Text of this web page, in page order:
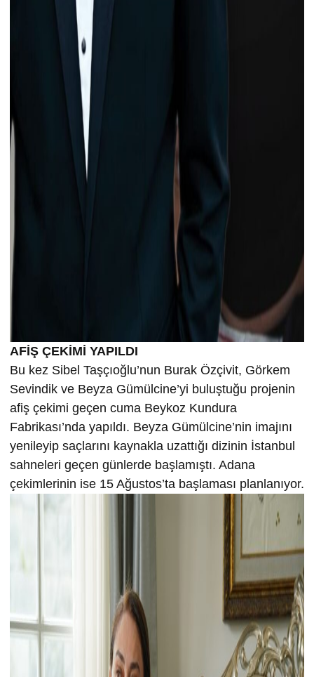
AFİŞ ÇEKİMİ YAPILDI
Bu kez Sibel Taşçıoğlu’nun Burak Özçivit, Görkem
Sevindik ve Beyza Gümülcine’yi buluştuğu projenin
afiş çekimi geçen cuma Beykoz Kundura
Fabrikası’nda yapıldı. Beyza Gümülcine’nin imajını
yenileyip saçlarını kaynakla uzattığı dizinin İstanbul
sahneleri geçen günlerde başlamıştı. Adana
çekimlerinin ise 15 Ağustos’ta başlaması planlanıyor.